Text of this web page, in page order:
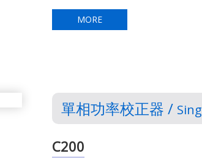
MORE
單相功率校正器 /
C200